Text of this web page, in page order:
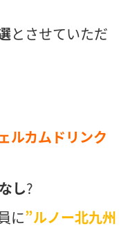
とさせていただ
ルカムドリンク
し?
に”ルノー北九州